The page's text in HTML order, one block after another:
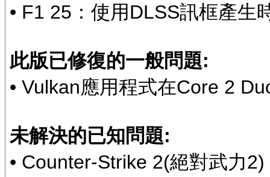
• F1 25：使用DLSS訊框產生
此版已修復的一般問題:
• Vulkan應用程式在Core 2
未解決的已知問題:
• Counter-Strike 2(絕對武力